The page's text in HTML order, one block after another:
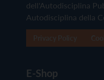
dell'Autodisciplina
Autodisciplina della
E-Shop